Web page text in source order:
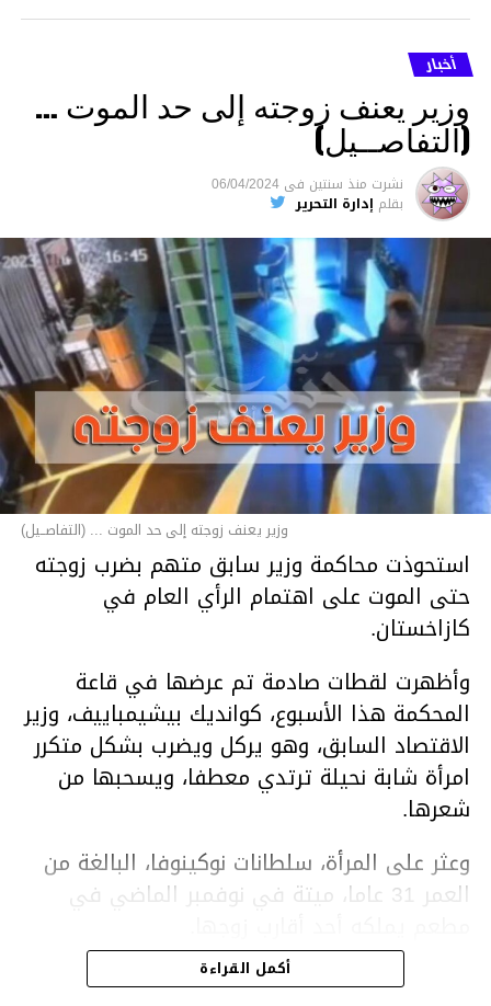
أخبار
وزير يعنف زوجته إلى حد الموت …
(التفاصــيل)
نشرت منذ سنتين فى 06/04/2024
بقلم إدارة التحرير
وزير يعنف زوجته إلى حد الموت ... (التفاصــيل)
استحوذت محاكمة وزير سابق متهم بضرب زوجته
حتى الموت على اهتمام الرأي العام في
كازاخستان.
وأظهرت لقطات صادمة تم عرضها في قاعة
المحكمة هذا الأسبوع، كوانديك بيشيمباييف، وزير
الاقتصاد السابق، وهو يركل ويضرب بشكل متكرر
امرأة شابة نحيلة ترتدي معطفا، ويسحبها من
شعرها.
وعثر على المرأة، سلطانات نوكينوفا، البالغة من
العمر 31 عاما، ميتة في نوفمبر الماضي في
ووفقا لتقرير الطبيب الشرعي، توفيت نوكينوفا
أكمل القراءة